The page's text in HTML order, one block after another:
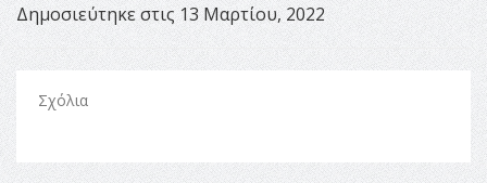
Δημοσιεύτηκε στις 13 Μαρτίου, 2022
Σχόλια